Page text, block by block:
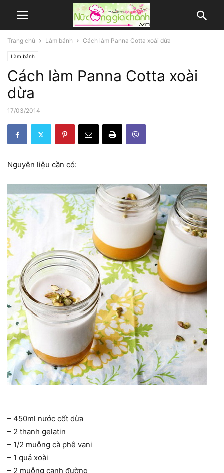
Trang chủ Làm bánh Cách làm Panna Cotta xoài dừa
Làm bánh
Cách làm Panna Cotta xoài
dừa
17/03/2014
Nguyên liệu cần có:
– 450ml nước cốt dừa
– 2 thanh gelatin
– 1/2 muỗng cà phê vani
– 1 quả xoài
– 2 muỗng canh đường